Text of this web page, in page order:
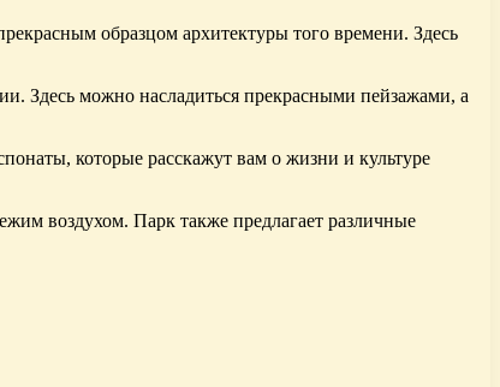
образцом архитектуры того времени. Здесь
Здесь можно насладиться прекрасными пейзажами, а
которые расскажут вам о жизни и культуре
воздухом. Парк также предлагает различные